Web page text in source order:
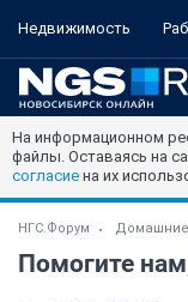
Недвижимость
На информационном
файлы. Оставаясь на
согласие на их